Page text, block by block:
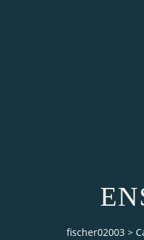
fischer02003 >